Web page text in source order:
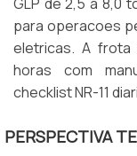
para operacoes
eletricas. A frota
horas com
checklist NR-11
PERSPECTIVA